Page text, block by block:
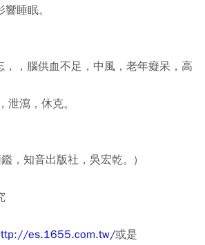
睡眠。
，腦供血不足，中風，老年癡呆，高
泄瀉，休克。
，知音出版社，吳宏乾。)
es.1655.com.tw/或是